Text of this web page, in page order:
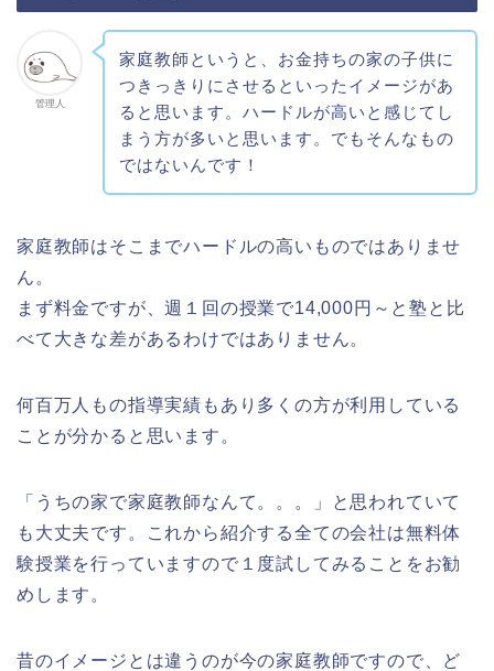
管理人
家庭教師というと、お金持ちの家の子供に
つきっきりにさせるといったイメージがあ
ると思います。ハードルが高いと感じてし
まう方が多いと思います。でもそんなもの
ではないんです！
家庭教師はそこまでハードルの高いものではありませ
ん。
まず料金ですが、週１回の授業で14,000円～と塾と比
べて大きな差があるわけではありません。
何百万人もの指導実績もあり多くの方が利用している
ことが分かると思います。
「うちの家で家庭教師なんて。。。」と思われていて
も大丈夫です。これから紹介する全ての会社は無料体
験授業を行っていますので１度試してみることをお勧
めします。
昔のイメージとは違うのが今の家庭教師ですので、ど